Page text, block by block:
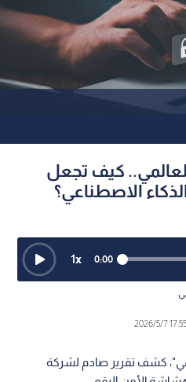
كيف تجعل
الاصطناعي؟
0:00
1x
17:55 2026/5/7
كشف تقرير صادم لشركة